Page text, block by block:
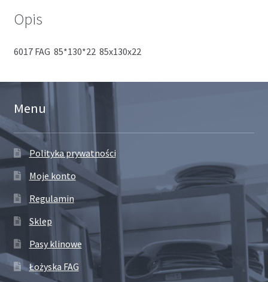
Opis
6017 FAG 85*130*22 85x130x22
Menu
Polityka prywatności
Moje konto
Regulamin
Sklep
Pasy klinowe
Łożyska FAG